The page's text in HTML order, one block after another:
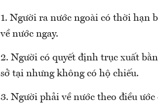
1. Người ra nước ngoài có thời hạn
về nước ngay.
2. Người có quyết định trục xuất
sở tại nhưng không có hộ chiếu.
3. Người phải về nước theo điều